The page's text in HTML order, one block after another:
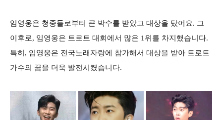
임영웅은 청중들로부터 큰 박수를 받았고 대상을 탔어요. 그
이후로, 임영웅은 트로트 대회에서 많은 1위를 차지했습니다.
특히, 임영웅은 전국노래자랑에 참가해서 대상을 받아 트로트
가수의 꿈을 더욱 발전시켰습니다.